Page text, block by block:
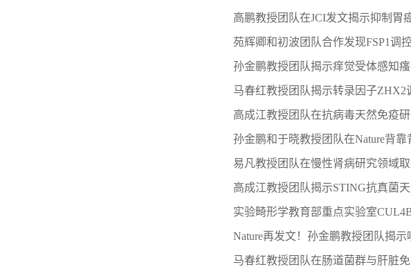
高鹏教授团队在JCI发文揭示抑制胃
苑辉卿和初波团队合作发现FSP1调
孙金鹏教授团队揭示痒觉受体感知
马春红教授团队揭示转录因子ZHX2
高成江教授团队在抗病毒天然免疫
孙金鹏和于晓教授团队在Nature背
易凡教授团队在慢性肾病研究领域
高成江教授团队揭示STING抗真菌
实验畸形学教育部重点实验室
Nature再发文！孙金鹏教授团队揭示
马春红教授团队在肠道菌群与肝脏